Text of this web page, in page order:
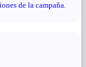
de la campaña.